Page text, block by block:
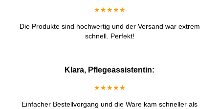
★★★★★
Die Produkte sind hochwertig und der Versand war extrem
schnell. Perfekt!
Klara, Pflegeassistentin:
★★★★★
Einfacher Bestellvorgang und die Ware kam schneller als